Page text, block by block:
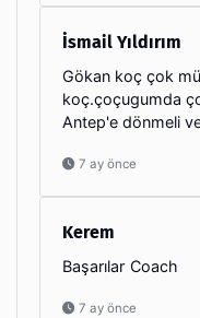
İsmail Yıldırım
Gökan koç çok
koç.çoçugumda
Antep'e dönmeli
7 ay önce
Kerem
Başarılar Coach
7 ay önce